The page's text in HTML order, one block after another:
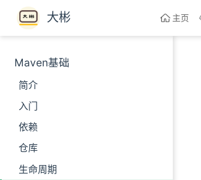
Skip to content
大彬 主页
Maven基础
简介
入门
依赖
仓库
生命周期